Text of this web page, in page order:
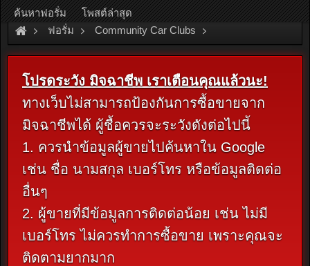
ฟอรั่ม Community Car Clubs
Nissan Car Clubs Nissan Clubs Marketplace
โปรดระวัง มิจฉาชีพ เราเตือนคุณแล้วนะ!
ทางเว็บไม่สามารถป้องกันการซื้อขายจาก
มิจฉาชีพได้ ผู้ชื้อควรจะระวังดังต่อไปนี้
1. ควรนำข้อมูลผู้ขายไปค้นหาใน Google
เช่น ชื่อ นามสกุล เบอร์โทร หรือข้อมูลติดต่อ
อื่นๆ
2. ผู้ขายที่มีข้อมูลการติดต่อน้อย เช่น ไม่มี
เบอร์โทร ไม่ควรทำการซื้อขาย เพราะคุณจะ
ติดตามยากมาก
ค้นหาฟอรั่ม โพสต์ล่าสุด